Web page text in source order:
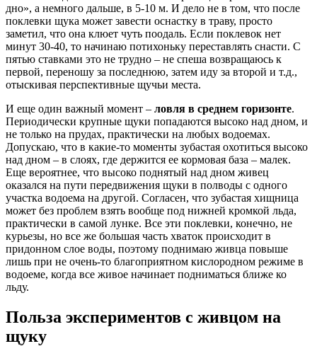
дно», а немного дальше, в 5-10 м. И дело не в том, что после
поклевки щука может завести оснастку в траву, просто
заметил, что она клюет чуть поодаль. Если поклевок нет
минут 30-40, то начинаю потихоньку переставлять снасти. С
пятью ставками это не трудно – не спеша возвращаюсь к
первой, переношу за последнюю, затем иду за второй и т.д.,
отыскивая перспективные щучьи места.
И еще один важный момент – ловля в среднем горизонте.
Периодически крупные щуки попадаются высоко над дном, и
не только на прудах, практически на любых водоемах.
Допускаю, что в какие-то моменты зубастая охотиться высоко
над дном – в слоях, где держится ее кормовая база – малек.
Еще вероятнее, что высоко поднятый над дном живец
оказался на пути передвижения щуки в полводы с одного
участка водоема на другой. Согласен, что зубастая хищница
может без проблем взять вообще под нижней кромкой льда,
практически в самой лунке. Все эти поклевки, конечно, не
курьезы, но все же большая часть хваток происходит в
придонном слое воды, поэтому поднимаю живца повыше
лишь при не очень-то благоприятном кислородном режиме в
водоеме, когда все живое начинает подниматься ближе ко
льду.
Польза экспериментов с живцом на
щуку